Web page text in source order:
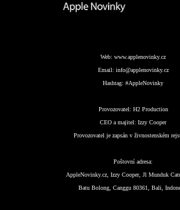
Web: www.applenovinky.cz
Email: info@applenovinky.cz
Hashtag: #AppleNovinky
Provozovatel: H2 Production
CEO a majitel: Izzy Cooper
Provozovatel je zapsán v živnostenském
Poštovní adresa:
AppleNovinky.cz, Izzy Cooper, Jl Munduk
Batu Bolong, Canggu 80361, Bali,